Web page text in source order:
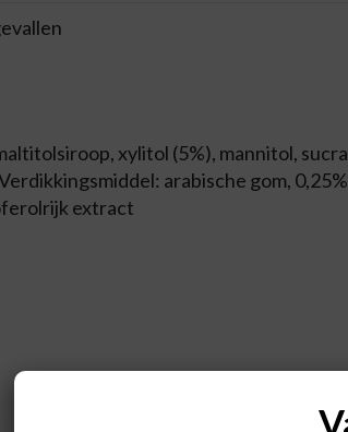
xylitol (5%), mannitol,
arabische gom,
extract